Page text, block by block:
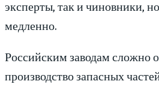
эксперты, так и чиновники,
медленно.
Российским заводам сложно
производство запасных